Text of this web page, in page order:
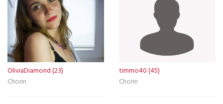
OliviaDiamond (23)
Chorin
timmo40 (45)
Chorin